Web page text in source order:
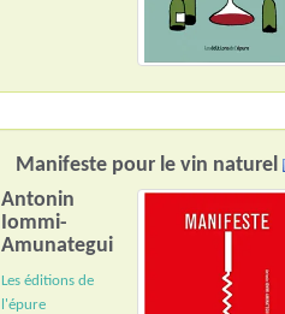
Manifeste pour le vin naturel
Antonin
Iommi-
Amunategui
Les éditions de
l'épure